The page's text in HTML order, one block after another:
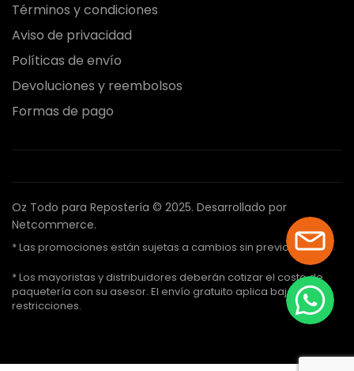
Términos y condiciones
Aviso de privacidad
Políticas de envío
Devoluciones y reembolsos
Formas de pago
Oz Todo para Repostería © 2025. Desarrollado por
Netcommerce.
* Las promociones están sujetas a cambios sin previo aviso.
* Los mayoristas y distribuidores deberán cotizar el costo de
paquetería con su asesor. El envío gratuito aplica bajo ciertas
restricciones.